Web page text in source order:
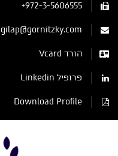
+972-3-5606555
gilap@gornitzky.com
הורד Vcard
פרופיל Linkedin
Download Profile